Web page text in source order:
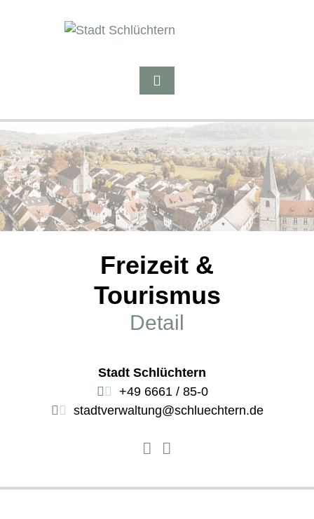
Freizeit &
Tourismus
Detail
Stadt Schlüchtern
+49 6661 / 85-0
stadtverwaltung@schluechtern.de